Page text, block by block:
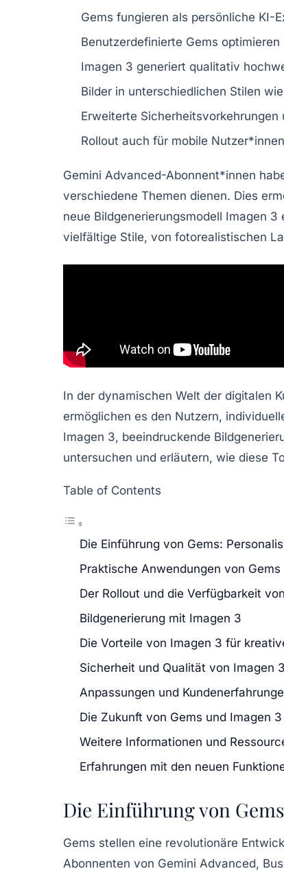
Gems fungieren als persönliche KI-
Benutzerdefinierte Gems optimieren
Imagen 3 generiert qualitativ
Bilder in unterschiedlichen Stilen
Erweiterte Sicherheitsvorkehrungen
Rollout auch für mobile
Gemini Advanced-Abonnent*innen
verschiedene Themen dienen. Dies
neue Bildgenerierungsmodell Imagen 3
vielfältige Stile, von fotorealistischen
In der dynamischen Welt der digitalen
ermöglichen es den Nutzern,
Imagen 3, beeindruckende
untersuchen und erläutern, wie diese
Table of Contents
Die Einführung von Gems:
Praktische Anwendungen von Gems
Der Rollout und die Verfügbarkeit
Bildgenerierung mit Imagen 3
Die Vorteile von Imagen 3 für
Sicherheit und Qualität von Imagen 3
Anpassungen und
Die Zukunft von Gems und Imagen 3
Weitere Informationen und
Erfahrungen mit den neuen
Die Einführung von
Gems stellen eine revolutionäre
Abonnenten von Gemini Advanced,